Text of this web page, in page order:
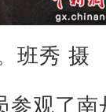
班秀 摄
观了南